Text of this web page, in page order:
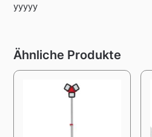
yyyyy
Ähnliche Produkte